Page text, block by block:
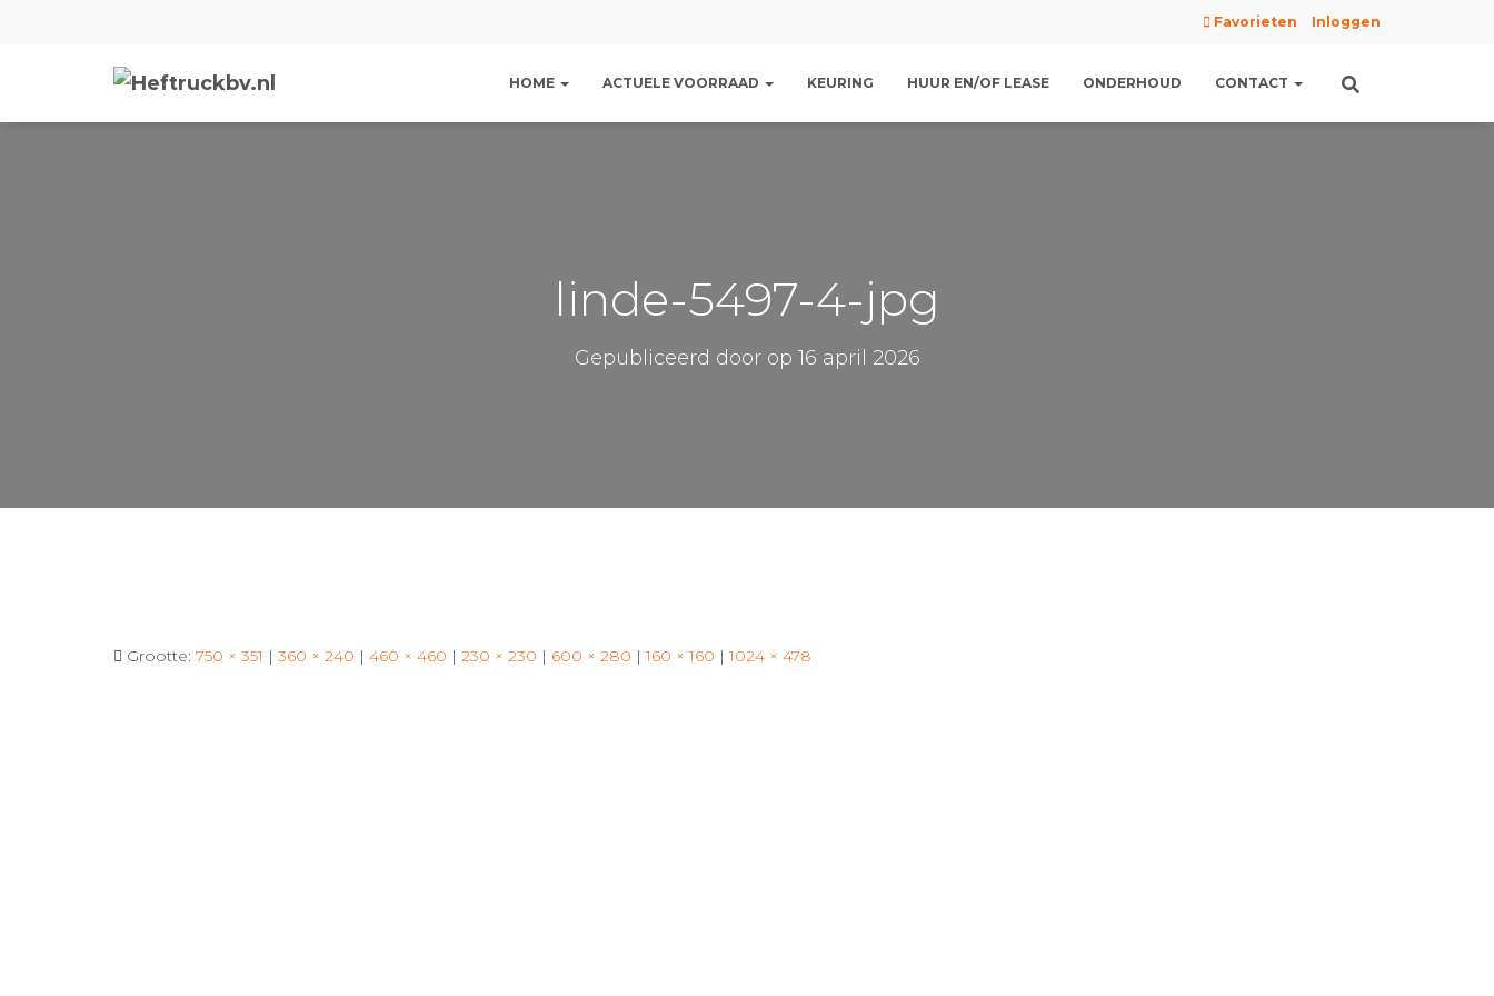
Favorieten Inloggen
HOME ACTUELE VOORRAAD KEURING HUUR EN/OF LEASE ONDERHOUD CONTACT
linde-5497-4-jpg
Gepubliceerd door op 16 april 2026
Grootte: 750 × 351 | 360 × 240 | 460 × 460 | 230 × 230 | 600 × 280 | 160 × 160 | 1024 × 478